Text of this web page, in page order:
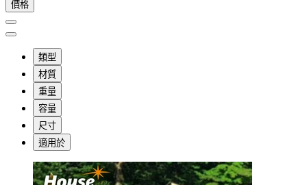
價格
類型
材質
重量
容量
尺寸
適用於